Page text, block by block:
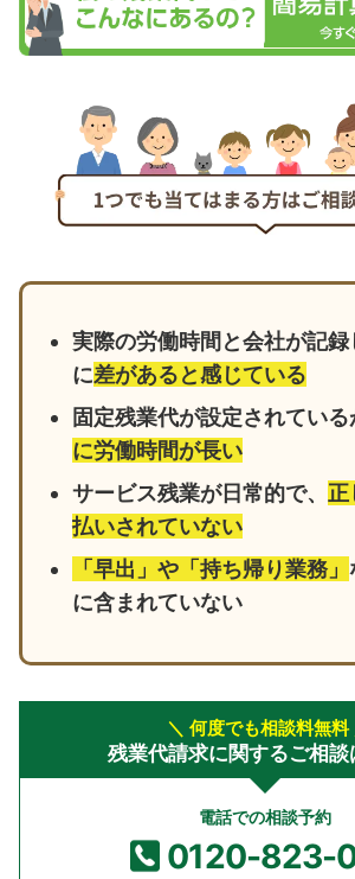
実際の労働時間と会社が記
に差があると感じている
固定残業代が設定されている
に労働時間が長い
サービス残業が日常的で、 正
払いされていない
「早出」や「持ち帰り業務」
に含まれていない
＼ 何度でも相談料無料
残業代請求に関するご相談
電話での相談予約
0120-823-